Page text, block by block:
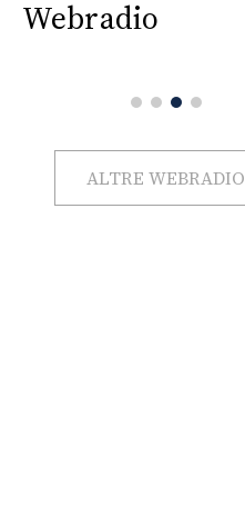
Webradio
ALTRE WEBRADIO